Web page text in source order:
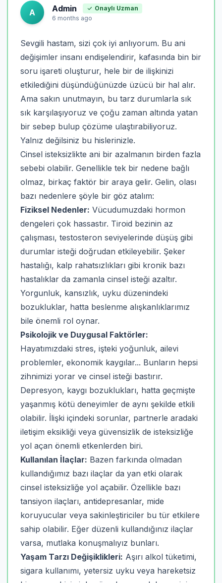
A Admin
Onaylı Uzman
6 months ago
Sevgili hastam, sizi çok iyi anlıyorum. Bu ani
değişimler insanı endişelendirir, kafasında bin bir
soru işareti oluşturur, hele bir de ilişkinizi
etkilediğini düşündüğünüzde üzücü bir hal alır.
Ama sakın unutmayın, bu tarz durumlarla sık
sık karşılaşıyoruz ve çoğu zaman altında yatan
bir sebep bulup çözüme ulaştırabiliyoruz.
Yalnız değilsiniz bu hislerinizle.
Cinsel isteksizlikte ani bir azalmanın birden fazla
sebebi olabilir. Genellikle tek bir nedene bağlı
olmaz, birkaç faktör bir araya gelir. Gelin, olası
bazı nedenlere şöyle bir göz atalım:
Fiziksel Nedenler: Vücudumuzdaki hormon
dengeleri çok hassastır. Tiroid bezinin az
çalışması, testosteron seviyelerinde düşüş gibi
durumlar isteği doğrudan etkileyebilir. Şeker
hastalığı, kalp rahatsızlıkları gibi kronik bazı
hastalıklar da zamanla cinsel isteği azaltır.
Yorgunluk, kansızlık, uyku düzenindeki
bozukluklar, hatta beslenme alışkanlıklarımız
bile önemli rol oynar.
Psikolojik ve Duygusal Faktörler:
Hayatımızdaki stres, işteki yoğunluk, ailevi
problemler, ekonomik kaygılar... Bunların hepsi
zihnimizi yorar ve cinsel isteği bastırır.
Depresyon, kaygı bozuklukları, hatta geçmişte
yaşanmış kötü deneyimler de aynı şekilde etkili
olabilir. İlişki içindeki sorunlar, partnerle aradaki
iletişim eksikliği veya güvensizlik de isteksizliğe
yol açan önemli etkenlerden biri.
Kullanılan İlaçlar: Bazen farkında olmadan
kullandığımız bazı ilaçlar da yan etki olarak
cinsel isteksizliğe yol açabilir. Özellikle bazı
tansiyon ilaçları, antidepresanlar, mide
koruyucular veya sakinleştiriciler bu tür etkilere
sahip olabilir. Eğer düzenli kullandığınız ilaçlar
varsa, mutlaka konuşmalıyız bunları.
Yaşam Tarzı Değişiklikleri: Aşırı alkol tüketimi,
sigara kullanımı, yetersiz uyku veya hareketsiz